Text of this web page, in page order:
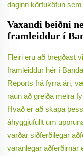
daginn körfuköfun
Vaxandi beiðni
framleiddur í
Fleiri eru að bregðast
framleiddur hér í
Reports frá fyrra ári,
raun að greiða meira
Hvað er að skapa
áhyggjufullt um
varðar siðferðilegar
varanlegar